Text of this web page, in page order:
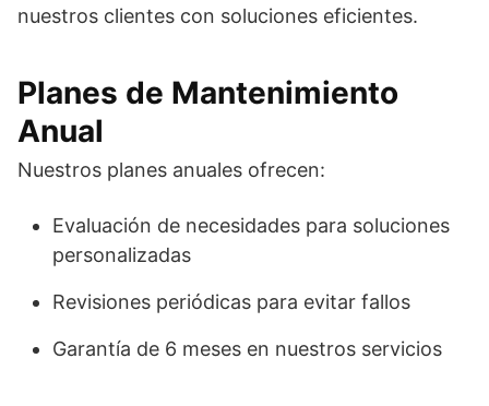
nuestros clientes con soluciones eficientes.
Planes de Mantenimiento
Anual
Nuestros planes anuales ofrecen:
Evaluación de necesidades para soluciones
personalizadas
Revisiones periódicas para evitar fallos
Garantía de 6 meses en nuestros servicios